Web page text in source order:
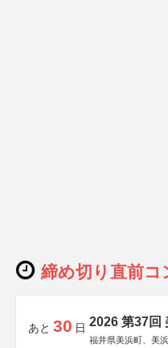
締め切り直前コ
あと 30 日 2026 第37回
福井県美浜町、美